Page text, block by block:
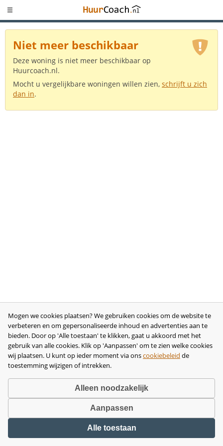
Niet meer beschikbaar
Deze woning is niet meer beschikbaar op
Huurcoach.nl.
Mocht u vergelijkbare woningen willen zien, schrijft u zich
dan in.
disclaimer•privacy- en cookiebeleid
voorwaarden•herroeping•bedrijfsgegevens
Mogen we cookies plaatsen? We gebruiken cookies om de website te
verbeteren en om gepersonaliseerde inhoud en advertenties aan te
bieden. Door op 'Alle toestaan' te klikken, gaat u akkoord met het
gebruik van alle cookies. Klik op 'Aanpassen' om te zien welke cookies
wij plaatsen. U kunt op ieder moment via onscookiebeleid de
toestemming wijzigen of intrekken.
Alleen noodzakelijk
Aanpassen
Alle toestaan